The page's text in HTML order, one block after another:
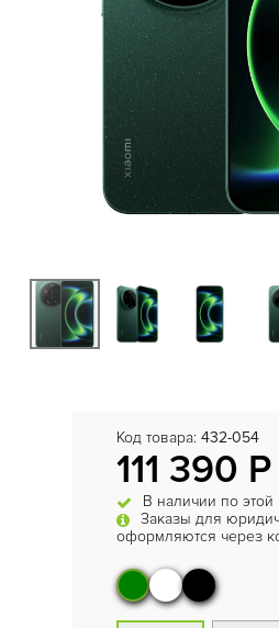
Код товара: 432-054
111 390 Р
В наличии по этой
Заказы для
оформляются через